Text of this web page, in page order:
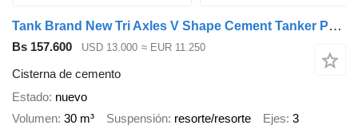
Tank Brand New Tri Axles V Shape Cement Tanker Powder Tank Trailer
Bs 157.600 USD 13.000 ≈ EUR 11.250
Cisterna de cemento
Estado nuevo
Volumen 30 m³ Suspensión resorte/resorte Ejes 3